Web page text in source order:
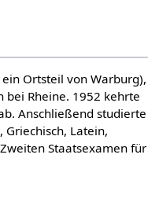
Ortsteil von Warburg),
bei Rheine. 1952 kehrte
Anschließend studierte
Latein,
Staatsexamen für